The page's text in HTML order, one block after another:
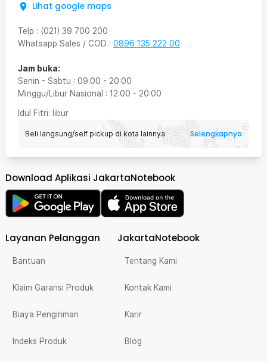
Lihat google maps
Telp : (021) 39 700 200
Whatsapp Sales / COD : 0896 135 222 00
Jam buka:
Senin - Sabtu : 09:00 - 20:00
Minggu/Libur Nasional : 12:00 - 20:00
Idul Fitri: libur
Beli langsung/self pickup di kota lainnya Selengkapnya
Download Aplikasi JakartaNotebook
Layanan Pelanggan
Bantuan
Klaim Garansi Produk
Biaya Pengiriman
Indeks Produk
JakartaNotebook
Tentang Kami
Kontak Kami
Karir
Blog